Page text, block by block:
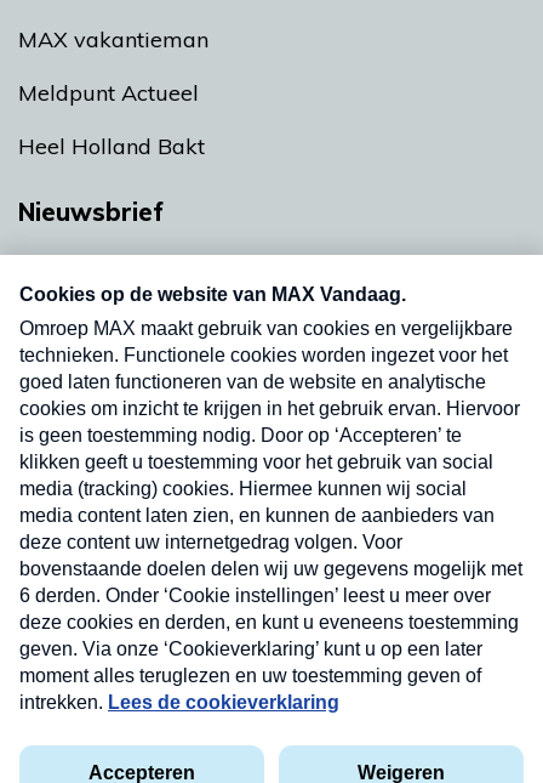
MAX vakantieman
Meldpunt Actueel
Heel Holland Bakt
Nieuwsbrief
nieuwsbrief. Elke vrijdag- en dinsdagochtend in
uw mailbox.
Verzend
Privacyverklaring
Cookieverklaring
Nieuwsbrief
Neem hier een gratis abonnement op onze
nieuwsbrief. Elke vrijdag- en dinsdagochtend in uw